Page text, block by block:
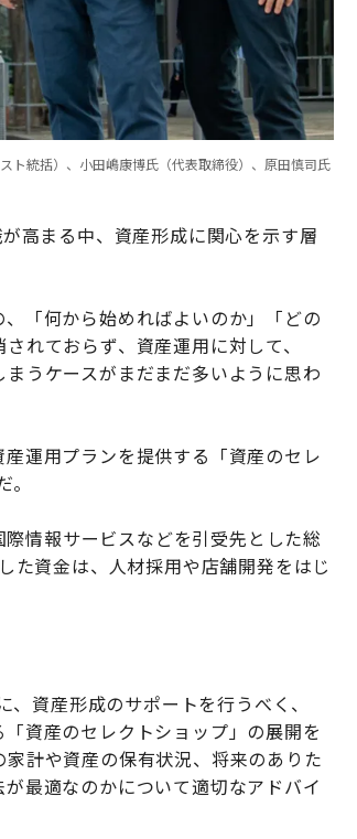
ト統括）、小田嶋康博氏（代表取締役）、原田慎司氏
高まる中、資産形成に関心を示す層
「何から始めればよいのか」「どの
れておらず、資産運用に対して、
うケースがまだまだ多いように思わ
運用プランを提供する「資産のセレ
。
情報サービスなどを引受先とした総
た資金は、人材採用や店舗開発をはじ
資産形成のサポートを行うべく、
資産のセレクトショップ」の展開を
計や資産の保有状況、将来のありた
最適なのかについて適切なアドバイ